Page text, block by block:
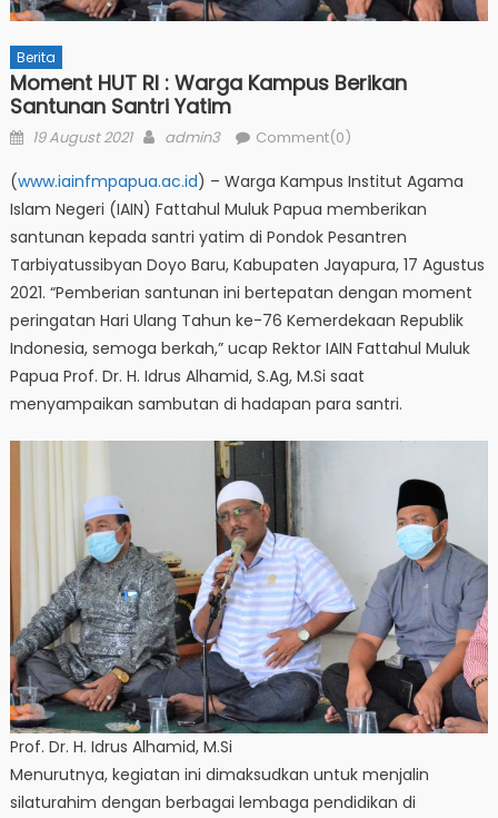
Berita
Moment HUT RI : Warga Kampus Berikan
Santunan Santri Yatim
Posted
19 August 2021 Author
admin3 Comment(0)
(www.iainfmpapua.ac.id) – Warga Kampus Institut Agama
Islam Negeri (IAIN) Fattahul Muluk Papua memberikan
santunan kepada santri yatim di Pondok Pesantren
Tarbiyatussibyan Doyo Baru, Kabupaten Jayapura, 17 Agustus
2021. “Pemberian santunan ini bertepatan dengan moment
peringatan Hari Ulang Tahun ke-76 Kemerdekaan Republik
Indonesia, semoga berkah,” ucap Rektor IAIN Fattahul Muluk
Papua Prof. Dr. H. Idrus Alhamid, S.Ag, M.Si saat
menyampaikan sambutan di hadapan para santri.
Prof. Dr. H. Idrus Alhamid, M.Si
Menurutnya, kegiatan ini dimaksudkan untuk menjalin
silaturahim dengan berbagai lembaga pendidikan di